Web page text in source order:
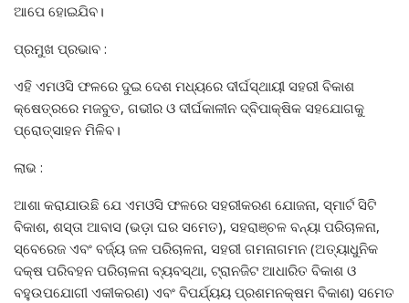
ଆପେ ହୋଇଯିବ।
ପ୍ରମୁଖ ପ୍ରଭାବ :
ଏହି ଏମଓସି ଫଳରେ ଦୁଇ ଦେଶ ମଧ୍ୟରେ ଦୀର୍ଘସ୍ଥାୟୀ ସହରୀ ବିକାଶ
କ୍ଷେତ୍ରରେ ମଜବୁତ, ଗଭୀର ଓ ଦୀର୍ଘକାଳୀନ ଦ୍ବିପାକ୍ଷିକ ସହଯୋଗକୁ
ପ୍ରୋତ୍ସାହନ ମିଳିବ।
ଲାଭ :
ଆଶା କରାଯାଉଛି ଯେ ଏମଓସି ଫଳରେ ସହରୀକରଣ ଯୋଜନା, ସ୍ମାର୍ଟ ସିଟି
ବିକାଶ, ଶସ୍ତା ଆବାସ (ଭଡ଼ା ଘର ସମେତ), ସହରାଞ୍ଚଳ ବନ୍ୟା ପରିଚାଳନା,
ସ୍ବେରେଜ ଏବଂ ବର୍ଜ୍ୟ ଜଳ ପରିଚାଳନା, ସହରୀ ଗମନାଗମନ (ଅତ୍ୟାଧୁନିକ
ଦକ୍ଷ ପରିବହନ ପରିଚାଳନା ବ୍ୟବସ୍ଥା, ଟ୍ରାନଜିଟ ଆଧାରିତ ବିକାଶ ଓ
ବହୁଉପଯୋଗୀ ଏକୀକରଣ) ଏବଂ ବିପର୍ଯ୍ୟୟ ପ୍ରଶମନକ୍ଷମ ବିକାଶ) ସମେତ